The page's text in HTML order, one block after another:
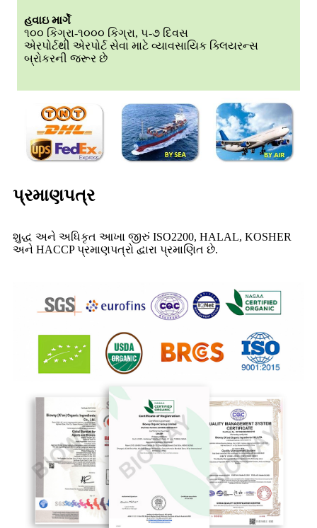
હવાઇ માર્ગે
૧૦૦ કિગ્રા-૧૦૦૦ કિગ્રા, ૫-૭ દિવસ
એરપોર્ટથી એરપોર્ટ સેવા માટે વ્યાવસાયિક ક્લિયરન્સ
બ્રોકરની જરૂર છે
પ્રમાણપત્ર
શુદ્ધ અને અધિકૃત આખા જીરું ISO2200, HALAL, KOSHER
અને HACCP પ્રમાણપત્રો દ્વારા પ્રમાણિત છે.